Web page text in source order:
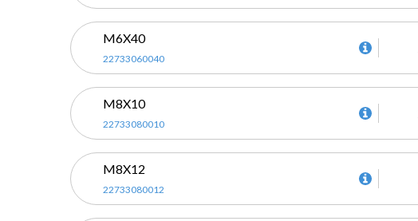
M6X40
22733060040
M8X10
22733080010
M8X12
22733080012